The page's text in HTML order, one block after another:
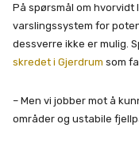
På spørsmål om
varslingssystem for
dessverre ikke er mulig.
skredet i Gjerdrum som
– Men vi jobber mot å
områder og ustabile